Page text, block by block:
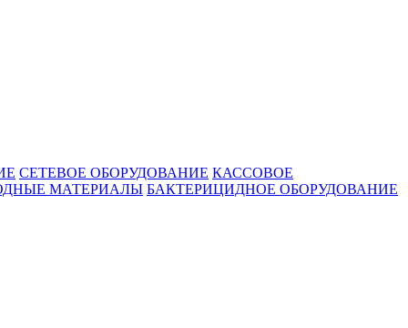
СЕТЕВОЕ ОБОРУДОВАНИЕ КАССОВОЕ
МАТЕРИАЛЫ БАКТЕРИЦИДНОЕ ОБОРУДОВАНИЕ